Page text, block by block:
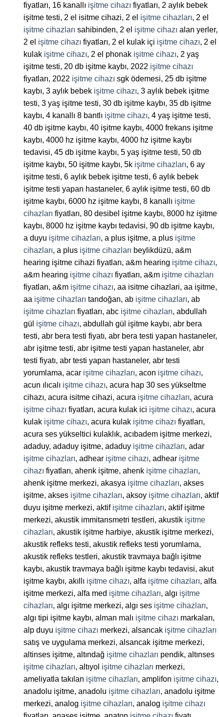
fiyatları, 16 kanallı işitme cihazı fiyatları, 2 aylık bebek
işitme testi, 2 el isitme cihazi, 2 el işitme cihazları, 2 el
işitme cihazları sahibinden, 2 el işitme cihazı alan yerler,
2 el işitme cihazı fiyatları, 2 el kulak içi işitme cihazı, 2 el
kulak işitme cihazı, 2 el phonak işitme cihazı, 2 yaş
işitme testi, 20 db işitme kaybı, 2022 işitme cihazı
fiyatları, 2022 işitme cihazı sgk ödemesi, 25 db işitme
kaybı, 3 aylık bebek işitme cihazı, 3 aylık bebek işitme
testi, 3 yaş işitme testi, 30 db işitme kaybı, 35 db işitme
kaybı, 4 kanallı 8 bantlı işitme cihazı, 4 yaş işitme testi,
40 db işitme kaybı, 40 işitme kaybı, 4000 frekans işitme
kaybı, 4000 hz işitme kaybı, 4000 hz işitme kaybı
tedavisi, 45 db işitme kaybı, 5 yaş işitme testi, 50 db
işitme kaybı, 50 işitme kaybı, 5k işitme cihazları, 6 ay
işitme testi, 6 aylık bebek işitme testi, 6 aylık bebek
işitme testi yapan hastaneler, 6 aylık işitme testi, 60 db
işitme kaybı, 6000 hz işitme kaybı, 8 kanallı işitme
cihazları fiyatları, 80 desibel işitme kaybı, 8000 hz işitme
kaybı, 8000 hz işitme kaybı tedavisi, 90 db işitme kaybı,
a duyu işitme cihazları, a plus işitme, a plus işitme
cihazları, a plus işitme cihazları beylikdüzü, a&m
hearing işitme cihazi fiyatları, a&m hearing işitme cihazı,
a&m hearing işitme cihazı fiyatları, a&m işitme cihazları
fiyatları, a&m işitme cihazı, aa isitme cihazlari, aa işitme,
aa işitme cihazları tandoğan, ab işitme cihazları, ab
işitme cihazları fiyatları, abc işitme cihazları, abdullah
gül işitme cihazı, abdullah gül işitme kaybı, abr bera
testi, abr bera testi fiyatı, abr bera testi yapan hastaneler,
abr işitme testi, abr işitme testi yapan hastaneler, abr
testi fiyatı, abr testi yapan hastaneler, abr testi
yorumlama, acar işitme cihazları, acon işitme cihazı,
acun ılıcalı işitme cihazı, acura hap 30 ses yükseltme
cihazı, acura isitme cihazi, acura işitme cihazları, acura
işitme cihazı fiyatları, acura kulak ici işitme cihazı, acura
kulak işitme cihazı, acura kulak işitme cihazı fiyatları,
acura ses yükseltici kulaklık, acıbadem işitme merkezi,
adaduy, adaduy işitme, adaduy işitme cihazları, adar
işitme cihazları, adhear işitme cihazı, adhear işitme
cihazı fiyatları, ahenk işitme, ahenk işitme cihazları,
ahenk işitme merkezi, akasya işitme cihazları, akses
işitme, akses işitme cihazları, aksoy işitme cihazları, aktif
duyu işitme merkezi, aktif işitme cihazları, aktif işitme
merkezi, akustik immitansmetri testleri, akustik işitme
cihazları, akustik işitme harbiye, akustik işitme merkezi,
akustik refleks testi, akustik refleks testi yorumlama,
akustik refleks testleri, akustik travmaya bağlı işitme
kaybı, akustik travmaya bağlı işitme kaybı tedavisi, akut
işitme kaybı, akıllı işitme cihazı, alfa işitme cihazları, alfa
işitme merkezi, alfa med işitme cihazları, algı işitme
cihazları, algı işitme merkezi, algı ses işitme cihazları,
algı tipi işitme kaybı, alman malı işitme cihazı markaları,
alp duyu işitme cihazı merkezi, alsancak işitme cihazları
satış ve uygulama merkezi, alsancak işitme merkezi,
altinses işitme, altındağ işitme cihazları pendik, altınses
işitme cihazları, altıyol işitme cihazları merkezi,
ameliyatla takılan işitme cihazları, amplifon işitme cihazı,
anadolu işitme, anadolu işitme cihazları, anadolu işitme
merkezi, analog işitme cihazları, analog işitme cihazı